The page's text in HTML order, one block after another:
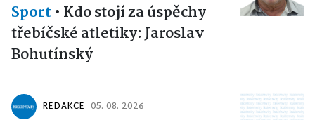
Sport • Kdo stojí za úspěchy
třebíčské atletiky: Jaroslav
Bohutínský
REDAKCE 05. 08. 2026